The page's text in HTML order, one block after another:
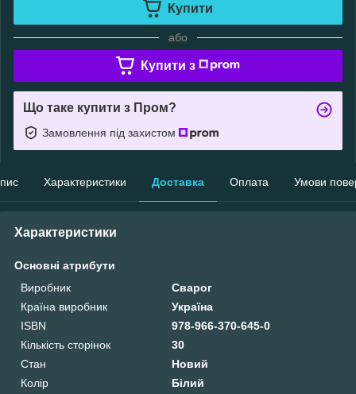
Купити
або
Купити з
Що таке купити з Пром?
Замовлення під захистом
Характеристики Доставка Оплата Умови
Характеристики
Основні атрибути
Виробник
Сварог
Країна виробник
Україна
ISBN
978-966-370-645-0
Кількість сторінок
30
Стан
Новий
Колір
Білий